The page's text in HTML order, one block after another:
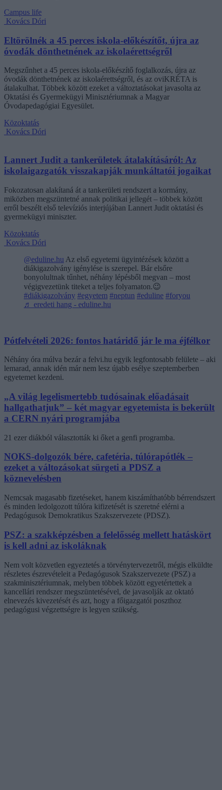
Campus life
Kovács Dóri
Eltörölnék a 45 perces iskola-előkészítőt, újra az
óvodák dönthetnének az iskolaérettségről
Megszűnhet a 45 perces iskola-előkészítő foglalkozás, újra az
óvodák dönthetnének az iskolaérettségről, és az oviKRÉTA is
átalakulhat. Többek között ezeket a változtatásokat javasolta az
Oktatási és Gyermekügyi Minisztériumnak a Magyar
Óvodapedagógiai Egyesület.
Közoktatás
Kovács Dóri
Lannert Judit a tankerületek átalakításáról: Az
iskolaigazgatók visszakapják munkáltatói jogaikat
Fokozatosan alakítaná át a tankerületi rendszert a kormány,
miközben megszüntetné annak politikai jellegét – többek között
erről beszélt első televíziós interjújában Lannert Judit oktatási és
gyermekügyi miniszter.
Közoktatás
Kovács Dóri
@eduline.hu Az első egyetemi ügyintézések között a
diákigazolvány igénylése is szerepel. Bár elsőre
bonyolultnak tűnhet, néhány lépésből megvan – most
végigvezetünk titeket a teljes folyamaton.😉
#diákigazolvány #egyetem #neptun #eduline #foryou
♬ eredeti hang - eduline.hu
Pótfelvételi 2026: fontos határidő jár le ma éjfélkor
Néhány óra múlva bezár a felvi.hu egyik legfontosabb felülete – aki
lemarad, annak idén már nem lesz újabb esélye szeptemberben
egyetemet kezdeni.
„A világ legelismertebb tudósainak előadásait
hallgathatjuk” – két magyar egyetemista is bekerült
a CERN nyári programjába
21 ezer diákból választották ki őket a genfi programba.
NOKS-dolgozók bére, cafetéria, túlórapótlék –
ezeket a változásokat sürgeti a PDSZ a
köznevelésben
Nemcsak magasabb fizetéseket, hanem kiszámíthatóbb bérrendszert
és minden ledolgozott túlóra kifizetését is szeretné elérni a
Pedagógusok Demokratikus Szakszervezete (PDSZ).
PSZ: a szakképzésben a felelősség mellett hatáskört
is kell adni az iskoláknak
Nem volt közvetlen egyeztetés a törvénytervezetről, mégis elküldte
részletes észrevételeit a Pedagógusok Szakszervezete (PSZ) a
szakminisztériumnak, melyben többek között egyetértettek a
kancellári rendszer megszüntetésével, de javasolják az oktató
elnevezés kivezetését és azt, hogy a főigazgatói poszthoz
pedagógusi végzettségre is legyen szükség.